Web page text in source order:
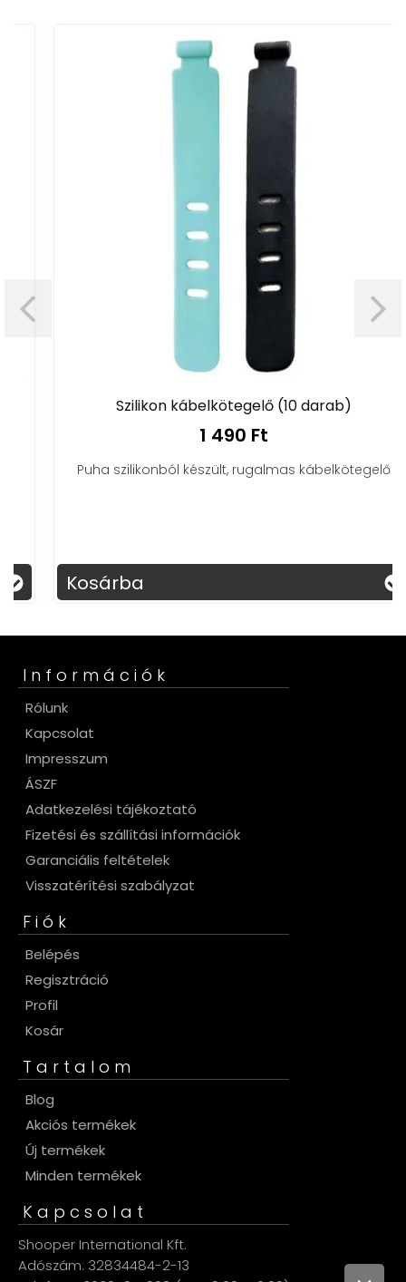
Szilikon kábelkötegelő (10 darab)
1 490 Ft
Puha szilikonból készült, rugalmas kábelkötegelő
Kosárba
Információk
Rólunk
Kapcsolat
Impresszum
ÁSZF
Adatkezelési tájékoztató
Fizetési és szállítási információk
Garanciális feltételek
Visszatérítési szabályzat
Fiók
Belépés
Regisztráció
Profil
Kosár
Tartalom
Blog
Akciós termékek
Új termékek
Minden termékek
Kapcsolat
Shooper International Kft.
Adószám: 32834484-2-13